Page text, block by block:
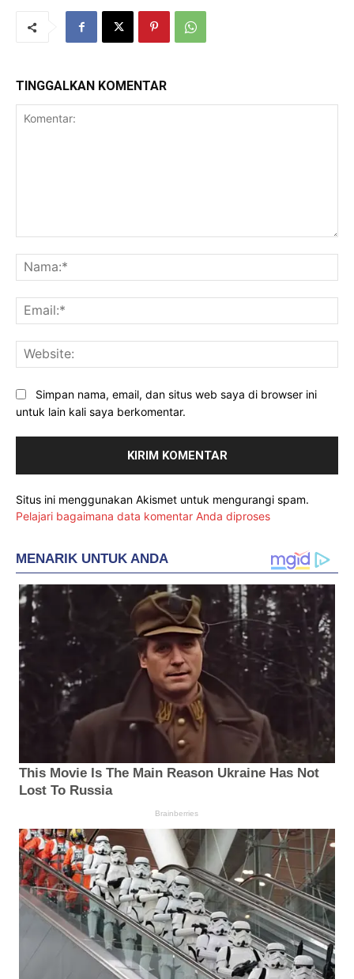
TINGGALKAN KOMENTAR
Simpan nama, email, dan situs web saya di browser ini
untuk lain kali saya berkomentar.
Situs ini menggunakan Akismet untuk mengurangi spam.
Pelajari bagaimana data komentar Anda diproses